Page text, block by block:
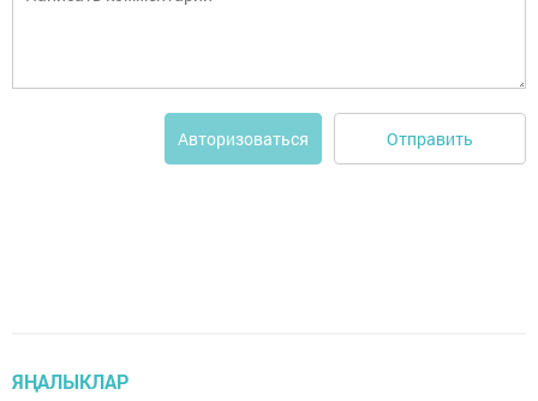
Авторизоваться Отправить
ЯҢАЛЫКЛАР